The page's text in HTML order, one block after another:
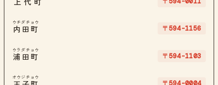
上代町
内田町
ウチダチョウ
〒594-1156
浦田町
ウラダチョウ
〒594-1103
オウジチョウ
〒594-0004